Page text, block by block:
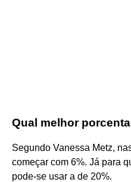
Qual melhor
Segundo Vanessa Metz,
começar com 6%. Já para
pode-se usar a de 20%.